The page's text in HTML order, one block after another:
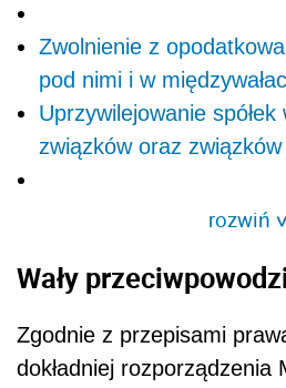
Zwolnienie z
pod nimi i w
Uprzywilejowanie
związków oraz związków
rozwiń
Wały
Zgodnie z przepisami
dokładniej rozporządzenia